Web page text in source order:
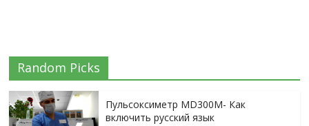
Random Picks
Пульсоксиметр MD300M- Как
включить русский язык